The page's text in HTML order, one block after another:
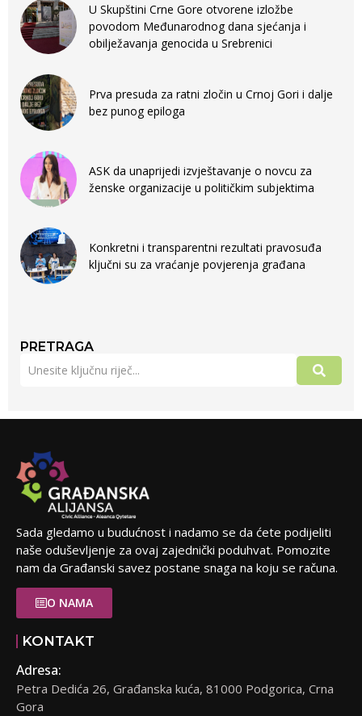
U Skupštini Crne Gore otvorene izložbe
povodom Međunarodnog dana sjećanja i
obilježavanja genocida u Srebrenici
Prva presuda za ratni zločin u Crnoj Gori i dalje
bez punog epiloga
ASK da unaprijedi izvještavanje o novcu za
ženske organizacije u političkim subjektima
Konkretni i transparentni rezultati pravosuđa
ključni su za vraćanje povjerenja građana
PRETRAGA
Sada gledamo u budućnost i nadamo se da ćete podijeliti
naše oduševljenje za ovaj zajednički poduhvat. Pomozite
nam da Građanski savez postane snaga na koju se računa.
O NAMA
KONTAKT
Adresa:
Petra Dedića 26, Građanska kuća, 81000 Podgorica, Crna
Gora